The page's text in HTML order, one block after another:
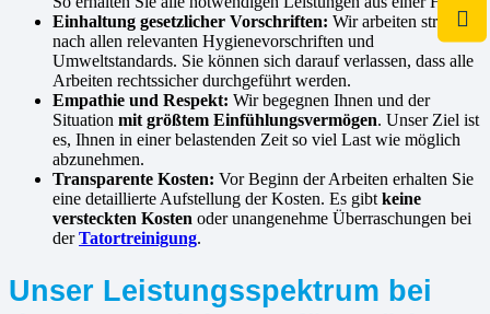
Einhaltung gesetzlicher Vorschriften: Wir arbeiten streng
nach allen relevanten Hygienevorschriften und
Umweltstandards. Sie können sich darauf verlassen, dass alle
Arbeiten rechtssicher durchgeführt werden.
Empathie und Respekt: Wir begegnen Ihnen und der
Situation mit größtem Einfühlungsvermögen. Unser Ziel ist
es, Ihnen in einer belastenden Zeit so viel Last wie möglich
abzunehmen.
Transparente Kosten: Vor Beginn der Arbeiten erhalten Sie
eine detaillierte Aufstellung der Kosten. Es gibt keine
versteckten Kosten oder unangenehme Überraschungen bei
derTatortreinigung.
Unser Leistungsspektrum bei